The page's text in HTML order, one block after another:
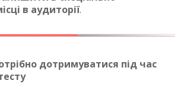
в аудиторії.
дотримуватися під час